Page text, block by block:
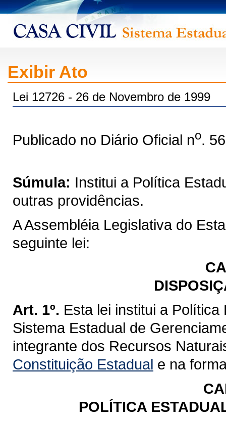
Exibir Ato
Lei 12726 - 26 de Novembro de 1999
Publicado no Diário Oficial no.
Súmula: Institui a Política
outras providências.
A Assembléia Legislativa do
seguinte lei:
Art. 1º. Esta lei institui a
Sistema Estadual de
integrante dos Recursos
Constituição Estadual e na
POLÍTICA